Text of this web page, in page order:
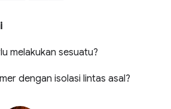
melakukan sesuatu?
dengan isolasi lintas asal?